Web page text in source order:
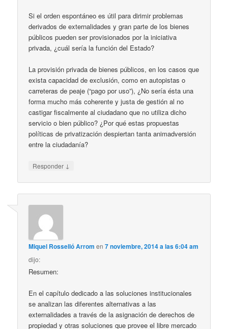
Si el orden espontáneo es útil para dirimir problemas
derivados de externalidades y gran parte de los bienes
públicos pueden ser provisionados por la iniciativa
privada, ¿cuál sería la función del Estado?
La provisión privada de bienes públicos, en los casos que
exista capacidad de exclusión, como en autopistas o
carreteras de peaje (“pago por uso”), ¿No sería ésta una
forma mucho más coherente y justa de gestión al no
castigar fiscalmente al ciudadano que no utiliza dicho
servicio o bien público? ¿Por qué estas propuestas
políticas de privatización despiertan tanta animadversión
entre la ciudadanía?
Responder ↓
Miquel Rosselló Arrom en7 noviembre, 2014 a las 6:04 am
dijo:
Resumen:
En el capítulo dedicado a las soluciones institucionales
se analizan las diferentes alternativas a las
externalidades a través de la asignación de derechos de
propiedad y otras soluciones que provee el libre mercado